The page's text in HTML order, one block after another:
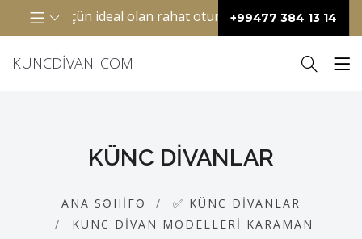
üçün ideal olan rahat oturacaq mebelidir. Adətən
+99477 384 13 14
KUNCDIVAN .COM
KÜNC DIVANLAR
ANA SƏHIFƏ
✅ KÜNC DIVANLAR
KUNC DIVAN MODELLERI KARAMAN